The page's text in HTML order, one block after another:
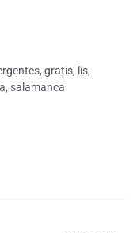
, gratis, lis,
, salamanca